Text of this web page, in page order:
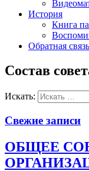
История
Книга
Обратная связь
Состав
Искать:
Свежие записи
ОБЩЕЕ